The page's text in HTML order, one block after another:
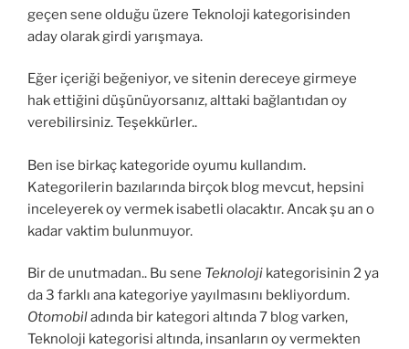
geçen sene olduğu üzere Teknoloji kategorisinden
aday olarak girdi yarışmaya.
Eğer içeriği beğeniyor, ve sitenin dereceye girmeye
hak ettiğini düşünüyorsanız, alttaki bağlantıdan oy
verebilirsiniz. Teşekkürler..
Ben ise birkaç kategoride oyumu kullandım.
Kategorilerin bazılarında birçok blog mevcut, hepsini
inceleyerek oy vermek isabetli olacaktır. Ancak şu an o
kadar vaktim bulunmuyor.
Bir de unutmadan.. Bu sene Teknoloji kategorisinin 2 ya
da 3 farklı ana kategoriye yayılmasını bekliyordum.
Otomobiladında bir kategori altında 7 blog varken,
Teknoloji kategorisi altında, insanların oy vermekten